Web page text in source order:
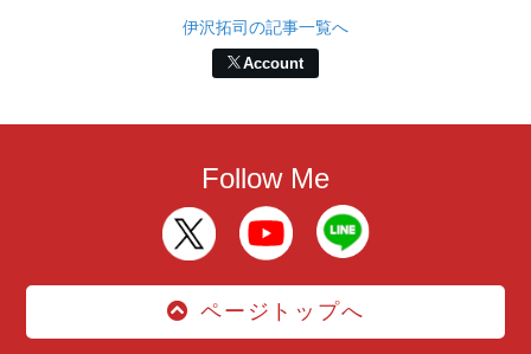
伊沢拓司の記事一覧へ
Account
Follow Me
ページトップへ